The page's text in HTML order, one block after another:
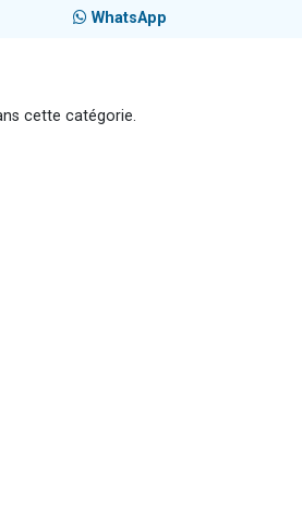
WhatsApp
cette catégorie.